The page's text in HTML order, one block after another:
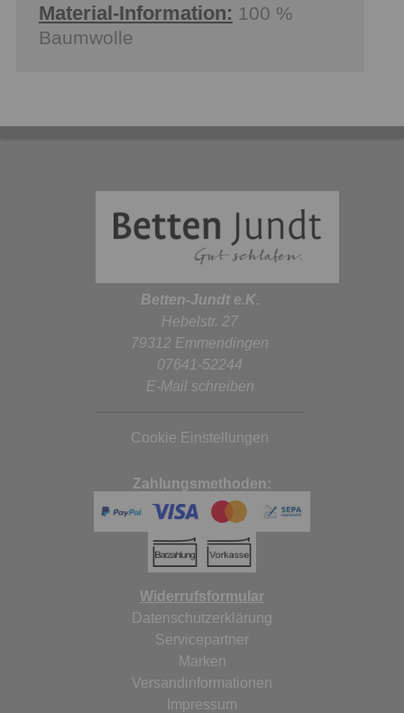
Material-Information: 100 %
Baumwolle
Betten-Jundt e.K.
Hebelstr. 27
79312 Emmendingen
07641-52244
E-Mail schreiben
Cookie Einstellungen
Zahlungsmethoden:
Widerrufsformular
Datenschutzerklärung
Servicepartner
Marken
Versandinformationen
Impressum